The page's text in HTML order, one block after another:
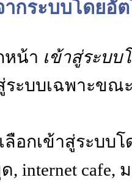
กระบบโดยอั
หน้า เข้าสู่ระบ
ะบบเฉพาะขณ
อกเข้าสู่ระบบ
, internet cafe,